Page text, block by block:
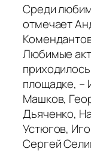
Среди
отмечает
Любимые
площадке, –
Машков,
Дьяченко,
Устюгов,
Сергей